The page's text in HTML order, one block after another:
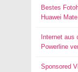
Bestes
Huawei
Internet
Powerline
Sponsored